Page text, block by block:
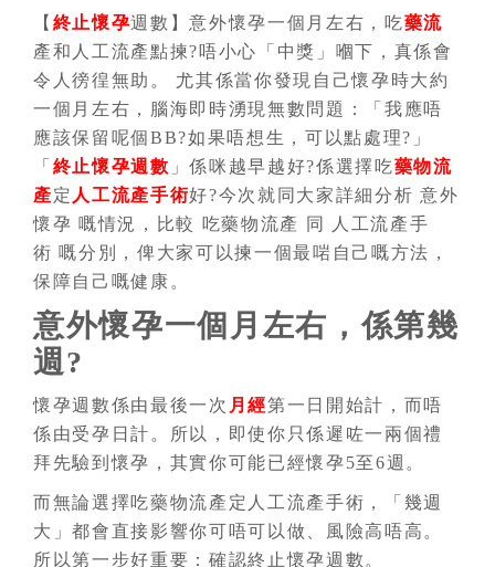
【 終止懷孕週數】意外懷孕一個月左右，吃藥流
產和人工流產點揀?唔小心「中獎」嗰下，真係會
令人徬徨無助。 尤其係當你發現自己懷孕時大約
一個月左右，腦海即時湧現無數問題：「我應唔
應該保留呢個BB?如果唔想生，可以點處理?」
「 終止懷孕週數 」係咪越早越好?係選擇吃藥物流
產定 人工流產手術好?今次就同大家詳細分析 意外
懷孕 嘅情況，比較 吃藥物流產 同 人工流產手
術 嘅分別，俾大家可以揀一個最啱自己嘅方法，
保障自己嘅健康。
意外懷孕一個月左右，係第幾
週?
懷孕週數係由最後一次 月經第一日開始計，而唔
係由受孕日計。所以，即使你只係遲咗一兩個禮
拜先驗到懷孕，其實你可能已經懷孕5至6週。
而無論選擇吃藥物流產定人工流產手術，「幾週
大」都會直接影響你可唔可以做、風險高唔高。
所以第一步好重要：確認終止懷孕週數。